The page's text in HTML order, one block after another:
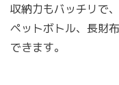
収納力もバッチリで
ペットボトル、長財
できます。